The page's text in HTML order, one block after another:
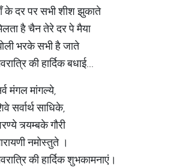
के दर पर सभी शीश झुकाते
है चैन तेरे दर पे मैया
भरके सभी है जाते
की हार्दिक बधाई...
मंगल मांगल्ये,
सर्वार्थ साधिके,
त्र्यम्बके गौरी
नमोस्तुते ।
की हार्दिक शुभकामनाएं।